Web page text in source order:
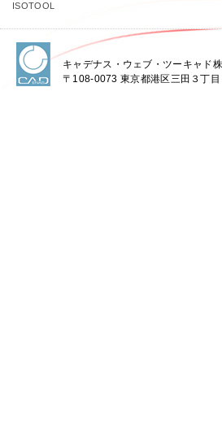
ISOTOOL
キャデナス・ウェブ・ツーキャド
〒108-0073 東京都港区三田３丁